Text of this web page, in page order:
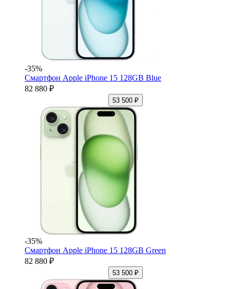
-35%
Смартфон Apple iPhone 15 128GB Blue
82 880 ₽
53 500 ₽
-35%
Смартфон Apple iPhone 15 128GB Green
82 880 ₽
53 500 ₽